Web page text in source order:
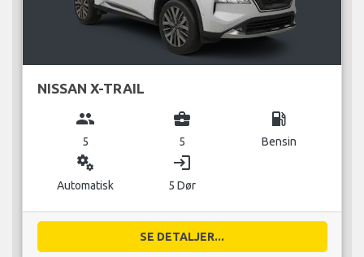
NISSAN X-TRAIL
group
5
business_center
5
local_gas_station
Bensin
miscellaneous_services
Automatisk
login
5 Dør
SE DETALJER...